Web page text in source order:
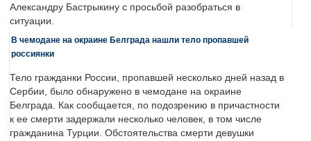
Александру Бастрыкину с просьбой разобраться в
ситуации.
В чемодане на окраине Белграда нашли тело пропавшей
россиянки
Тело гражданки России, пропавшей несколько дней назад в
Сербии, было обнаружено в чемодане на окраине
Белграда. Как сообщается, по подозрению в причастности
к ее смерти задержали несколько человек, в том числе
гражданина Турции. Обстоятельства смерти девушки